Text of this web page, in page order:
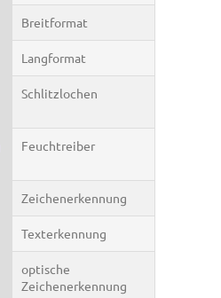
Breitformat
Langformat
Schlitzlochen
Feuchtreiber
Zeichenerkennung
Texterkennung
optische
Zeichenerkennung